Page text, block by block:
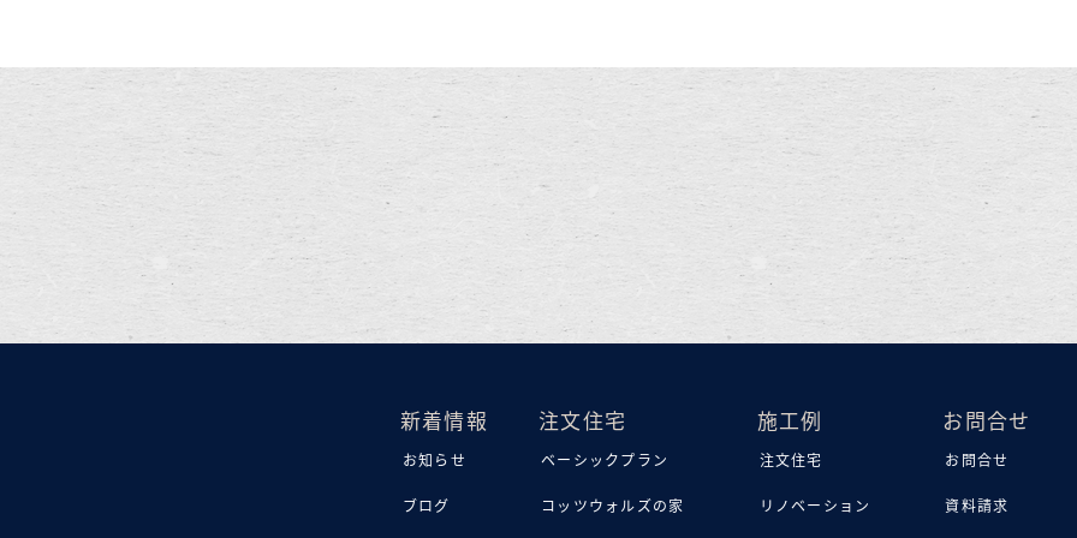
新着情報
お知らせ
ブログ
注文住宅
ベーシックプラン
コッツウォルズの家
施工例
注文住宅
リノベーション
お問合せ
お問合せ
資料請求